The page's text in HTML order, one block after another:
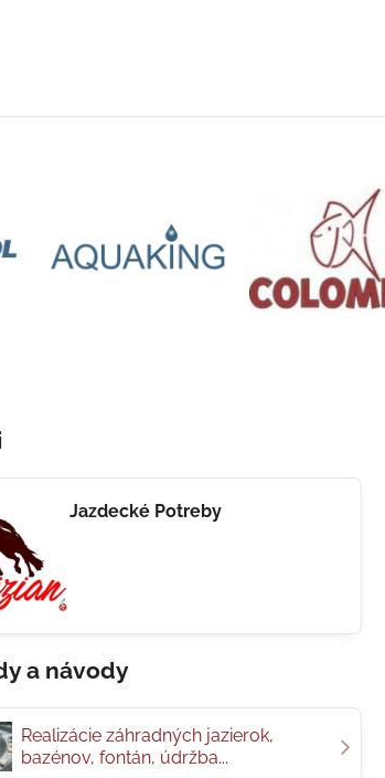
Jazdecké Potreby
a návody
Realizácie záhradných jazierok,
bazénov, fontán, údržba...